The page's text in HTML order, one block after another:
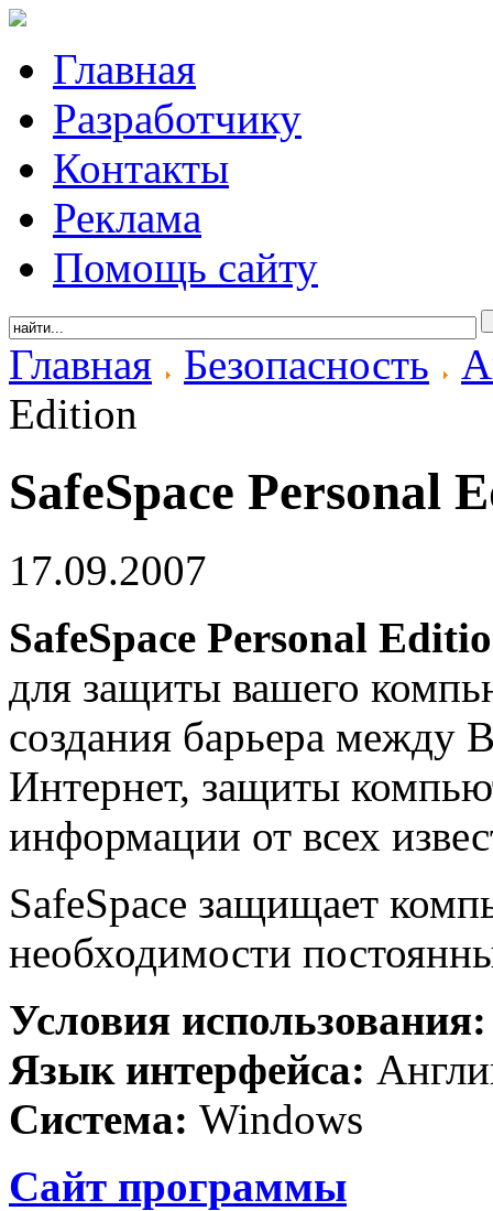
Главная
Разработчику
Контакты
Реклама
Помощь сайту
Главная Безопасность
Edition
SafeSpace Personal
17.09.2007
SafeSpace Personal
для защиты вашего
создания барьера
Интернет, защиты
информации от всех
SafeSpace защищает
необходимости
Условия
Язык интерфейса:
Система: Windows
Сайт программы